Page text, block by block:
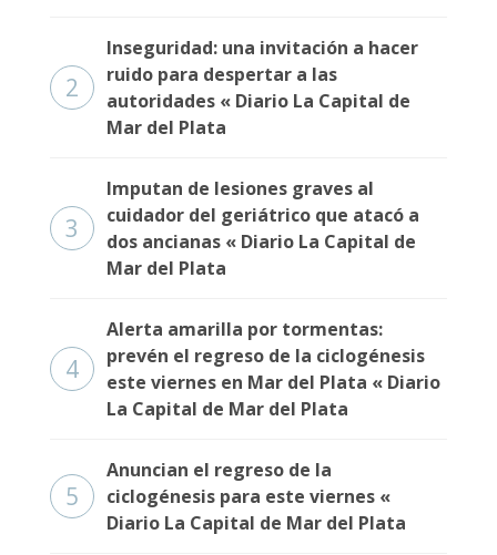
2
Inseguridad: una invitación a hacer
ruido para despertar a las
autoridades « Diario La Capital de
Mar del Plata
3
Imputan de lesiones graves al
cuidador del geriátrico que atacó a
dos ancianas « Diario La Capital de
Mar del Plata
4
Alerta amarilla por tormentas:
prevén el regreso de la ciclogénesis
este viernes en Mar del Plata « Diario
La Capital de Mar del Plata
5
Anuncian el regreso de la
ciclogénesis para este viernes «
Diario La Capital de Mar del Plata